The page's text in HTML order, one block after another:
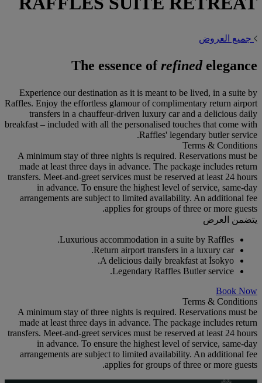
جميع العروض
The essence ofrefinedelegance
Experience our destination as it is meant to be lived, in a suite by
Raffles. Enjoy the effortless glamour of complimentary return airport
transfers in a chauffeur-driven luxury car and a delicious daily
breakfast – included with all the personalised touches that come with
Raffles' legendary butler service.
Terms & Conditions
A minimum stay of three nights is required. Reservations must be
made at least three days in advance. The package includes return
transfers. Meet-and-greet services must be reserved at least 24 hours
in advance. To ensure the highest level of service, same-day
arrangements are subject to limited availability. An additional fee
applies for groups of three or more guests.
يتضمن العرض
Luxurious accommodation in a suite by Raffles.
Return airport transfers in a luxury car.
A delicious daily breakfast at İsokyo.
Legendary Raffles Butler service.
Book Now
Terms & Conditions
A minimum stay of three nights is required. Reservations must be
made at least three days in advance. The package includes return
transfers. Meet-and-greet services must be reserved at least 24 hours
in advance. To ensure the highest level of service, same-day
arrangements are subject to limited availability. An additional fee
applies for groups of three or more guests.